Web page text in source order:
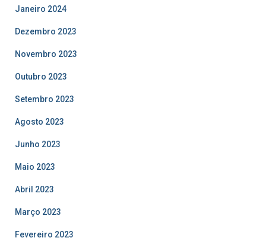
Janeiro 2024
Dezembro 2023
Novembro 2023
Outubro 2023
Setembro 2023
Agosto 2023
Junho 2023
Maio 2023
Abril 2023
Março 2023
Fevereiro 2023